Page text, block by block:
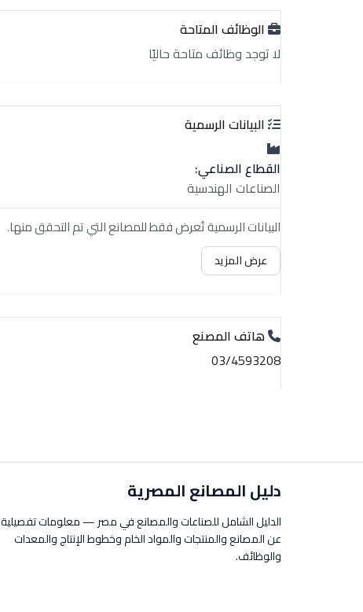
الوظائف المتاحة
لا توجد وظائف متاحة حاليًا
البيانات الرسمية
القطاع الصناعي:
الصناعات الهندسية
البيانات الرسمية تُعرض فقط للمصانع التي تم التحقق منها.
عرض المزيد
هاتف المصنع
03/4593208
دليل المصانع المصرية
الدليل الشامل للصناعات والمصانع في مصر — معلومات تفصيلية
عن المصانع والمنتجات والمواد الخام وخطوط الإنتاج والمعدات
والوظائف.